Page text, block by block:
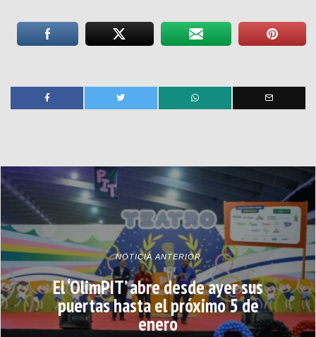
NOTICIA ANTERIOR
El ‘OlimPIT’ abre desde ayer sus
puertas hasta el próximo 5 de
enero